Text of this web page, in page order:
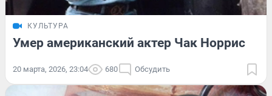
КУЛЬТУРА
Умер американский актер Чак Норрис
20 марта, 2026, 23:04 680 Обсудить